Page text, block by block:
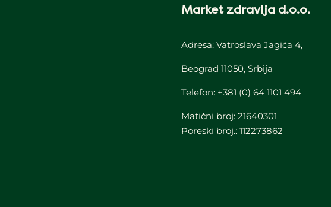
Market zdravlja d.o.o.
Adresa: Vatroslava Jagića 4,
Beograd 11050, Srbija
Telefon: +381 (0) 64 1101 494
Matični broj: 21640301
Poreski broj.: 112273862